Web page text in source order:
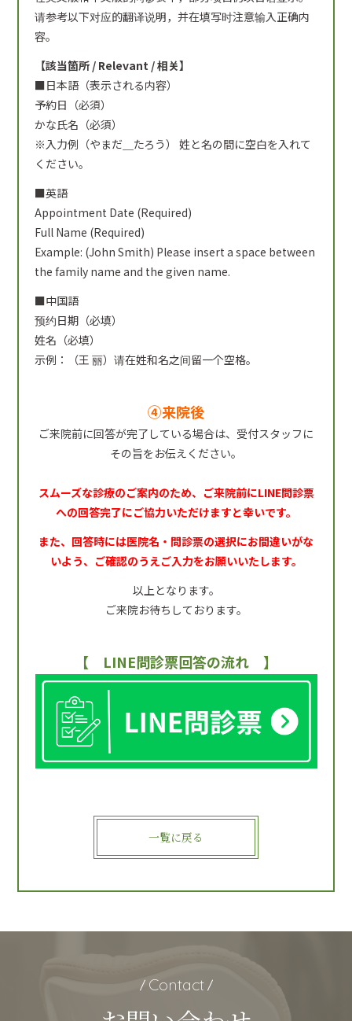
请参考以下对应的翻译说明，并在填写时注意输入正确内
容。
【該当箇所 / Relevant / 相关】
■日本語（表示される内容）
予約日（必須）
かな氏名（必須）
※入力例（やまだ＿たろう） 姓と名の間に空白を入れて
ください。
■英語
Appointment Date (Required)
Full Name (Required)
Example: (John Smith) Please insert a space between
the family name and the given name.
■中国語
预约日期（必填）
姓名（必填）
示例：（王 丽）请在姓和名之间留一个空格。
④来院後
ご来院前に回答が完了している場合は、受付スタッフに
その旨をお伝えください。
スムーズな診療のご案内のため、ご来院前にLINE問診票
への回答完了にご協力いただけますと幸いです。
また、回答時には医院名・問診票の選択にお間違いがな
いよう、ご確認のうえご入力をお願いいたします。
以上となります。
ご来院お待ちしております。
【 LINE問診票回答の流れ 】
一覧に戻る
Contact